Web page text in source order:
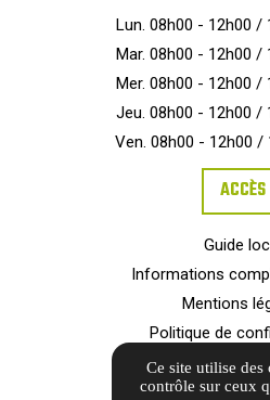
Lun. 08h00 - 12h00 /
Mar. 08h00 - 12h00 /
Mer. 08h00 - 12h00 /
Jeu. 08h00 - 12h00 /
Ven. 08h00 - 12h00 /
ACCÈS
Guide
Informations
Mentions
Politique de
Barème
Gestion des
Ce site utilise des
contrôle sur ceux